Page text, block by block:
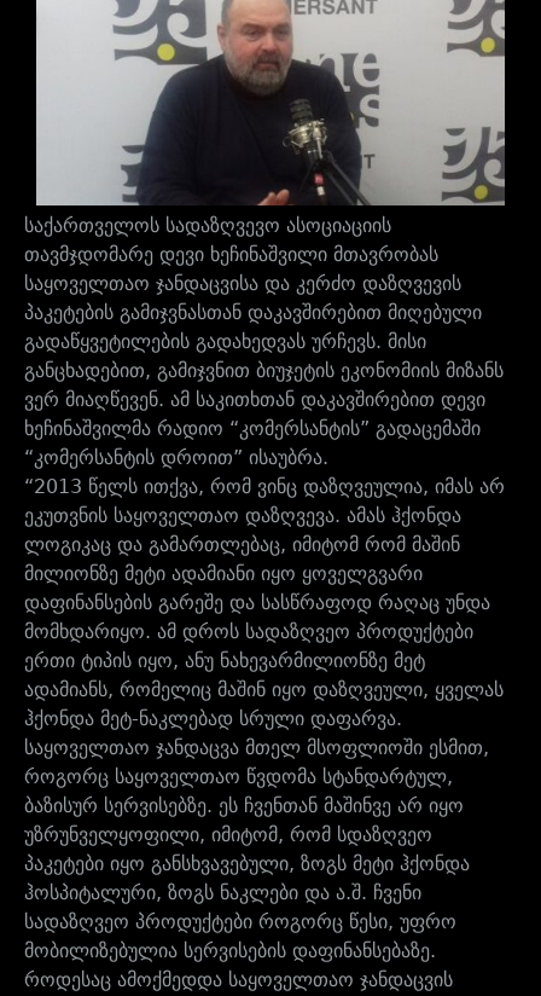
საქართველოს სადაზღვევო ასოციაციის
თავმჯდომარე დევი ხეჩინაშვილი მთავრობას
საყოველთაო ჯანდაცვისა და კერძო დაზღვევის
პაკეტების გამიჯვნასთან დაკავშირებით მიღებული
გადაწყვეტილების გადახედვას ურჩევს. მისი
განცხადებით, გამიჯვნით ბიუჯეტის ეკონომიის მიზანს
ვერ მიაღწევენ. ამ საკითხთან დაკავშირებით დევი
ხეჩინაშვილმა რადიო “კომერსანტის” გადაცემაში
“კომერსანტის დროით” ისაუბრა.
“2013 წელს ითქვა, რომ ვინც დაზღვეულია, იმას არ
ეკუთვნის საყოველთაო დაზღვევა. ამას ჰქონდა
ლოგიკაც და გამართლებაც, იმიტომ რომ მაშინ
მილიონზე მეტი ადამიანი იყო ყოველგვარი
დაფინანსების გარეშე და სასწრაფოდ რაღაც უნდა
მომხდარიყო. ამ დროს სადაზღვეო პროდუქტები
ერთი ტიპის იყო, ანუ ნახევარმილიონზე მეტ
ადამიანს, რომელიც მაშინ იყო დაზღვეული, ყველას
ჰქონდა მეტ-ნაკლებად სრული დაფარვა.
საყოველთაო ჯანდაცვა მთელ მსოფლიოში ესმით,
როგორც საყოველთაო წვდომა სტანდარტულ,
ბაზისურ სერვისებზე. ეს ჩვენთან მაშინვე არ იყო
უზრუნველყოფილი, იმიტომ, რომ სდაზღვეო
პაკეტები იყო განსხვავებული, ზოგს მეტი ჰქონდა
ჰოსპიტალური, ზოგს ნაკლები და ა.შ. ჩვენი
სადაზღვეო პროდუქტები როგორც წესი, უფრო
მობილიზებულია სერვისების დაფინანსებაზე.
როდესაც ამოქმედდა საყოველთაო ჯანდაცვის